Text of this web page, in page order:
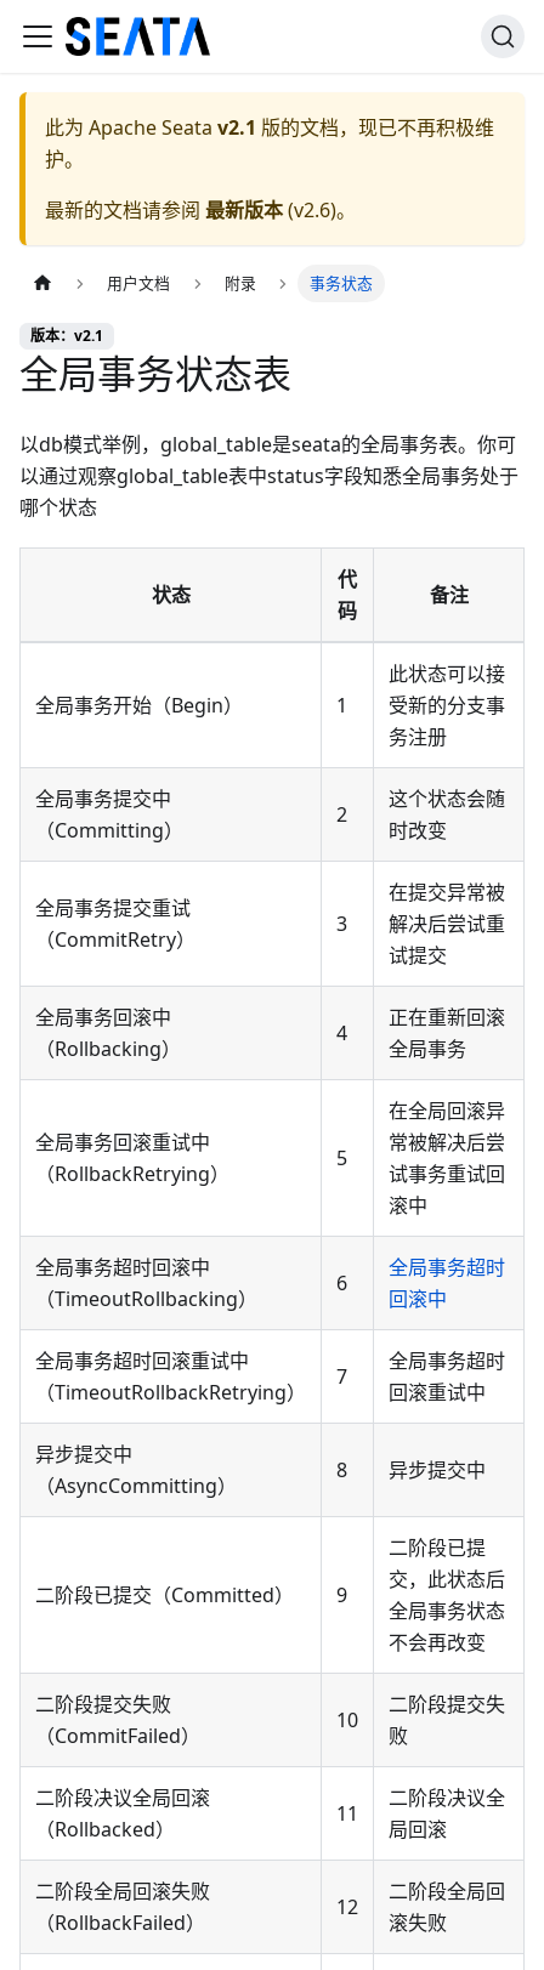
此为 Apache Seata v2.1 版的文档，现已不再积极维
护。
最新的文档请参阅 最新版本(v2.6)。
用户文档 附录 事务状态
版本：v2.1
全局事务状态表
以db模式举例，global_table是seata的全局事务表。你可
以通过观察global_table表中status字段知悉全局事务处于
哪个状态
状态
代
码
备注
全局事务开始（Begin） 1
此状态可以接
受新的分支事
务注册
全局事务提交中
（Committing）
2
这个状态会随
时改变
全局事务提交重试
（CommitRetry）
3
在提交异常被
解决后尝试重
试提交
全局事务回滚中
（Rollbacking）
4
正在重新回滚
全局事务
全局事务回滚重试中
（RollbackRetrying）
5
在全局回滚异
常被解决后尝
试事务重试回
滚中
全局事务超时回滚中
（TimeoutRollbacking）
6
全局事务超时
回滚中
全局事务超时回滚重试中
（TimeoutRollbackRetrying）
7
全局事务超时
回滚重试中
异步提交中
（AsyncCommitting）
8 异步提交中
二阶段已提交（Committed） 9
二阶段已提
交，此状态后
全局事务状态
不会再改变
二阶段提交失败
（CommitFailed）
10
二阶段提交失
败
二阶段决议全局回滚
（Rollbacked）
11
二阶段决议全
局回滚
二阶段全局回滚失败
（RollbackFailed）
12
二阶段全局回
滚失败